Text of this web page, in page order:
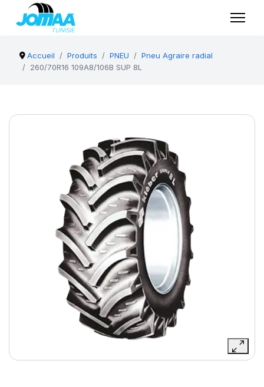
Accueil Produits PNEU
Pneu Agraire radial
260/70R16 109A8/106B SUP 8L